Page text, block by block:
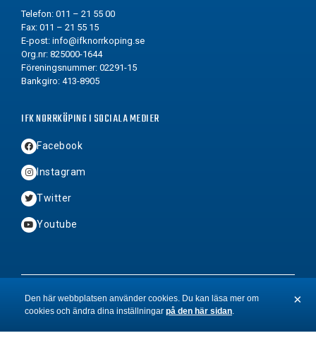
Telefon: 011 – 21 55 00
Fax: 011 – 21 55 15
E-post: info@ifknorrkoping.se
Org.nr: 825000-1644
Föreningsnummer: 02291-15
Bankgiro: 413-8905
IFK NORRKÖPING I SOCIALA MEDIER
Facebook
Instagram
Twitter
Youtube
2026 © Copyright IFK Norrköping FK
& Hamrén
Den här webbplatsen använder cookies. Du kan läsa mer om
cookies och ändra dina inställningar på den här sidan.
×